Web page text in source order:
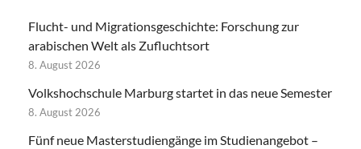
Flucht- und Migrationsgeschichte: Forschung zur
arabischen Welt als Zufluchtsort
8. August 2026
Volkshochschule Marburg startet in das neue Semester
8. August 2026
Fünf neue Masterstudiengänge im Studienangebot –